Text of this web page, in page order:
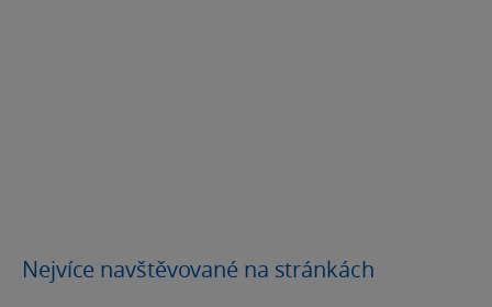
Nejvíce navštěvované na stránkách